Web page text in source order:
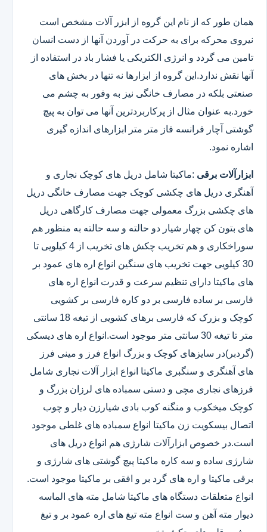
همان طور که از نام این گروه از ابزر آلات مشخص است
نیروی محرکه برای به حرکت در آوردن آنها از دست انسان
تامین می گردد و انرژی الکتریکی یا فشار باد در استفاده از
آنها نقش ندارد.این گروه از ابزارها نه تنها در بخش های
صنعتی بلکه در مصارف خانگی نیز به وفور به چشم می
خورد.به عنوان مثال از پرکاربردترین آنها می توان به پیچ
گوشتی آچار فرانسه فاز متر متر ابزارهای اندازه گیری
اشاره نمود.
ابزارآلات برقی :ماکیتا شامل دریل های کوچک نجاری و
آهنگری دریل های چکشی کوچک جهت مصارف خانگی دریل
های چکشی بزرگ معمولی جهت مصارف کارگاهی دریل
های بتون کن چهار شیار دو حالته و سه حالته به منظور هم
سوراخکاری و هم تخریب چکش های تخریب از 4 کیلویی تا
30 کیلویی جهت تخریب های سنگین انواع اره های عمود بر
های ماکیتا دارای تنظیم سرعت و قدرت انواع اره های
فارسی بر ساده فارسی بر دو کاره فارسی بر کشویی
کوچک و بزرک که فارسی برهای کشویی از تیغه 18 سانتی
متر تا تیغه 30 سانتی متر موجود است.انواع اره های دیسکی
(گردبر)در سایزهای کوچک و بزرگ انواع فرز و مینی فرز
های آهنگری و سنگبری ماکیتا انواع ابزار آلات نجاری شامل
فرزهای نجاری مچی و دستی سمباده های لرزان بزرگ و
کوچک میخکوب و منگنه کوب بادی شیارزن دیار و چوب
اتصال بیسکویت زن ماکیتا انواع سمباده های غلطی موجود
است.در خصوص ابزارآلات شارژی هم انواع دریل های
شارژی ساده و سه کاره ماکیتا پیچ گوشتی های شارژی و
برقی ماکیتا و اره های گرد بر و افقی بر ماکیتا موجود است.
انواع متعلقات دستگاه های ماکیتا شامل مته های الماسه
دیوار مته آهن و ست انواع مته تیغ های اره عمود بر و تیغ